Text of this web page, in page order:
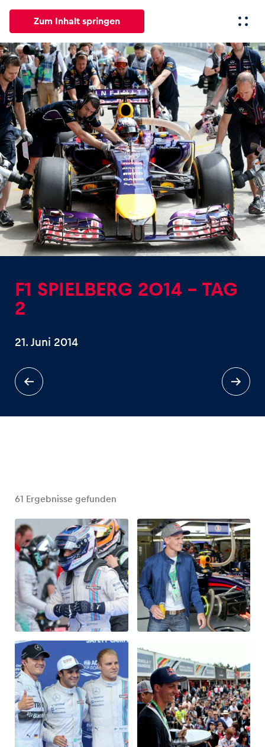
Zum Inhalt springen
Alle News Events Erlebnisse Seiten
News
Alle anzeigen
Events
Alle anzeigen
Alle anzeigen
Fahrzeug
Alle anzeigen
Business
Alle anzeigen
F1 SPIELBERG 2014 – TAG
2
21. Juni 2014
61 Ergebnisse gefunden